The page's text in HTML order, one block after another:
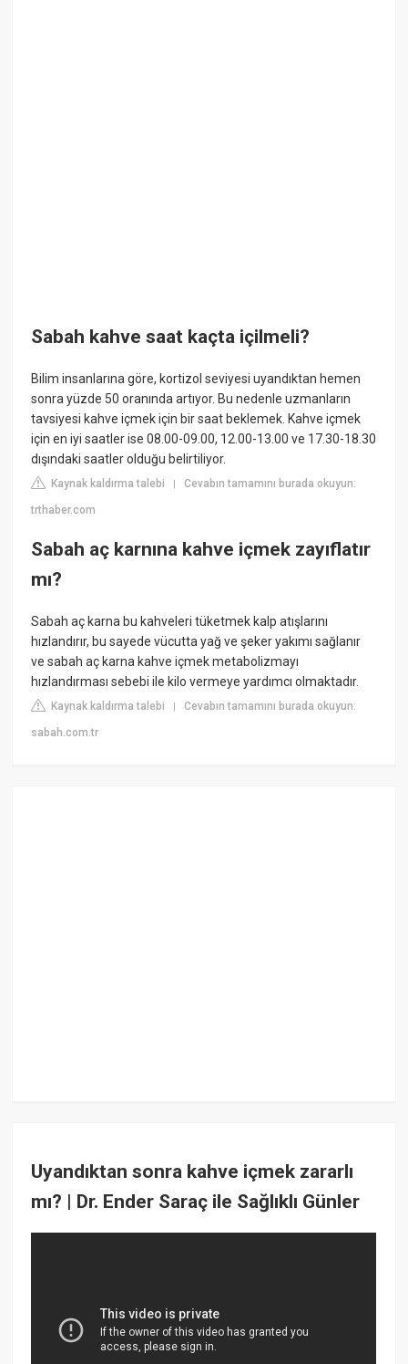
Sabah kahve saat kaçta içilmeli?
Bilim insanlarına göre, kortizol seviyesi uyandıktan hemen
sonra yüzde 50 oranında artıyor. Bu nedenle uzmanların
tavsiyesi kahve içmek için bir saat beklemek. Kahve içmek
için en iyi saatler ise 08.00-09.00, 12.00-13.00 ve 17.30-18.30
dışındaki saatler olduğu belirtiliyor.
Kaynak kaldırma talebi |Cevabın tamamını burada okuyun:
trthaber.com
Sabah aç karnına kahve içmek zayıflatır
mı?
Sabah aç karna bu kahveleri tüketmek kalp atışlarını
hızlandırır, bu sayede vücutta yağ ve şeker yakımı sağlanır
ve sabah aç karna kahve içmek metabolizmayı
hızlandırması sebebi ile kilo vermeye yardımcı olmaktadır.
Kaynak kaldırma talebi |Cevabın tamamını burada okuyun:
sabah.com.tr
Uyandıktan sonra kahve içmek zararlı
mı? | Dr. Ender Saraç ile Sağlıklı Günler